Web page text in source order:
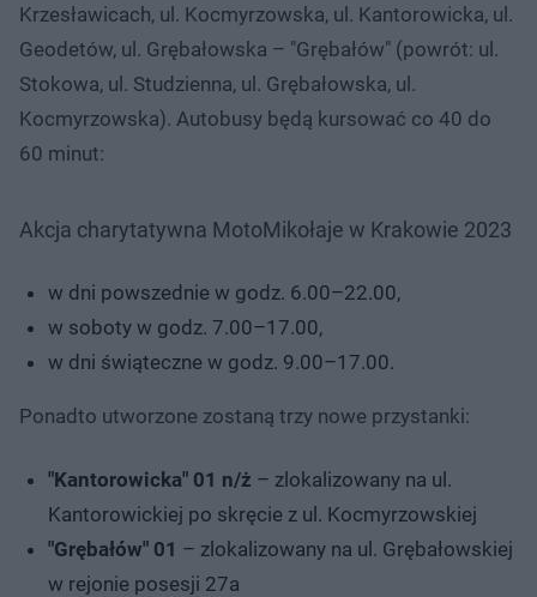
Krzesławicach, ul. Kocmyrzowska, ul. Kantorowicka, ul.
Geodetów, ul. Grębałowska – "Grębałów" (powrót: ul.
Stokowa, ul. Studzienna, ul. Grębałowska, ul.
Kocmyrzowska). Autobusy będą kursować co 40 do
60 minut:
Akcja charytatywna MotoMikołaje w Krakowie 2023
w dni powszednie w godz. 6.00–22.00,
w soboty w godz. 7.00–17.00,
w dni świąteczne w godz. 9.00–17.00.
Ponadto utworzone zostaną trzy nowe przystanki:
"Kantorowicka" 01 n/ż – zlokalizowany na ul.
Kantorowickiej po skręcie z ul. Kocmyrzowskiej
"Grębałów" 01 – zlokalizowany na ul. Grębałowskiej
w rejonie posesji 27a